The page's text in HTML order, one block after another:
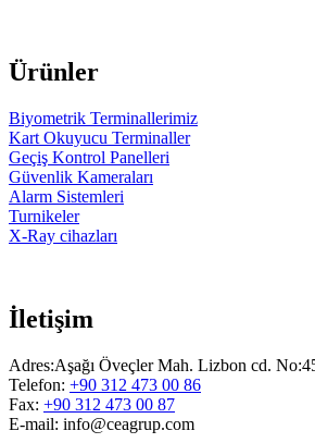
Ürünler
Biyometrik Terminallerimiz
Kart Okuyucu Terminaller
Geçiş Kontrol Panelleri
Güvenlik Kameraları
Alarm Sistemleri
Turnikeler
X-Ray cihazları
İletişim
Adres:Aşağı Öveçler Mah. Lizbon cd.
Telefon: +90 312 473 00 86
Fax: +90 312 473 00 87
E-mail: info@ceagrup.com